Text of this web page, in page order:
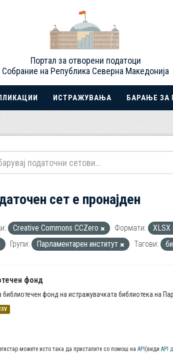
Портал за отворени податоци
Собрание на Република Северна Македонија
ИСТРАЖУВАЊА БАРАЊЕ ЗА
сет е пронајден
Creative Commons CCZero Формати:
XLSX
Групи: Парламентарен институт Тагови:
фонд
библиотечен фонд на истражувачката библиотека на
можете исто така да пристапите со помош на API (види API